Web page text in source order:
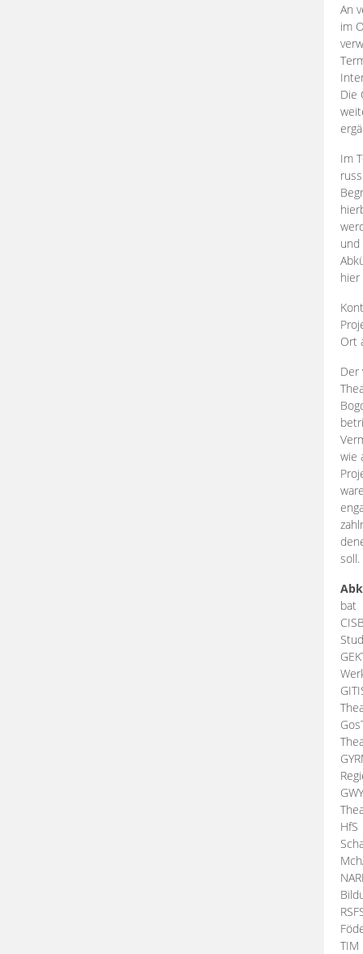
An
im
Die
Im
und
Ort
Der
wie
zahlr
soll.
bat
HfS